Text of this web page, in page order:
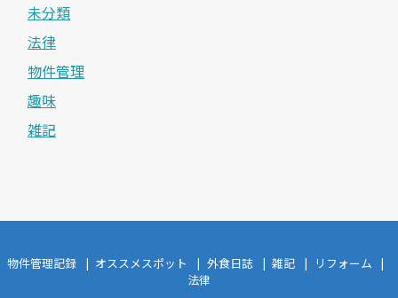
未分類
法律
物件管理
趣味
雑記
物件管理記録 オススメスポット 外食日誌 雑記
リフォーム
法律